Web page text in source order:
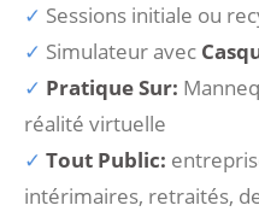
Sessions initiale ou
Simulateur avec
Pratique Sur:
réalité virtuelle
Tout Public:
intérimaires, retraités,